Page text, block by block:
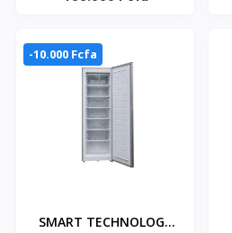
-10.000 Fcfa
SMART TECHNOLOGY